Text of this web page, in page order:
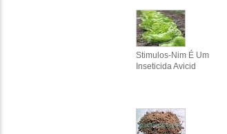
Stimulos-Nim É Um
Inseticida Avicid